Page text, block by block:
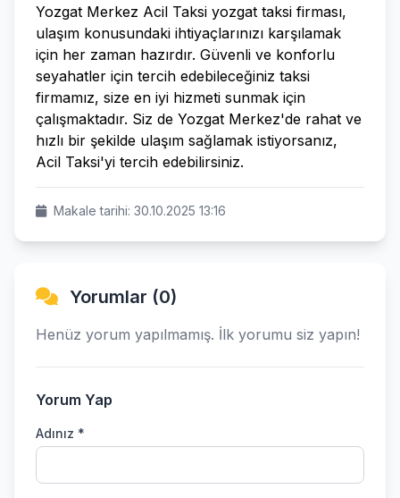
Yozgat Merkez Acil Taksi yozgat taksi firması,
ulaşım konusundaki ihtiyaçlarınızı karşılamak
için her zaman hazırdır. Güvenli ve konforlu
seyahatler için tercih edebileceğiniz taksi
firmamız, size en iyi hizmeti sunmak için
çalışmaktadır. Siz de Yozgat Merkez'de rahat ve
hızlı bir şekilde ulaşım sağlamak istiyorsanız,
Acil Taksi'yi tercih edebilirsiniz.
Makale tarihi: 30.10.2025 13:16
Yorumlar (0)
Henüz yorum yapılmamış. İlk yorumu siz yapın!
Yorum Yap
Adınız *